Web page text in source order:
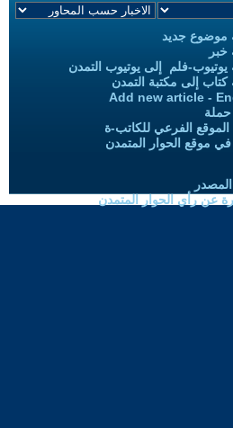
موضوع جديد
خبر
يوتيوب-فلم إلى يوتيوب التمدن
كتاب إلى مكتبة التمدن
Add new article -
الموقع الفرعي للكاتب-ة
موقع الحوار المتمدن
عن رأي الحوار المتمدن